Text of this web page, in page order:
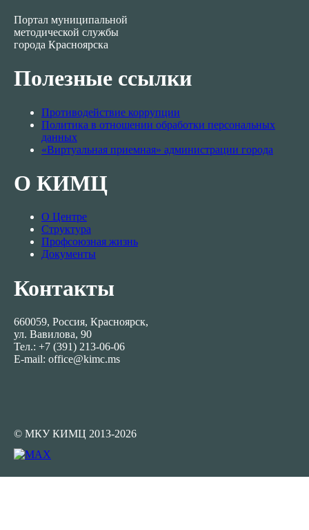
Портал муниципальной
методической службы
города Красноярска
Полезные ссылки
Противодействие коррупции
Политика в отношении обработки персональных
данных
«Виртуальная приемная» администрации города
О КИМЦ
О Центре
Структура
Профсоюзная жизнь
Документы
Контакты
660059, Россия, Красноярск,
ул. Вавилова, 90
Тел.: +7 (391) 213-06-06
E-mail: office@kimc.ms
© МКУ КИМЦ 2013-2026